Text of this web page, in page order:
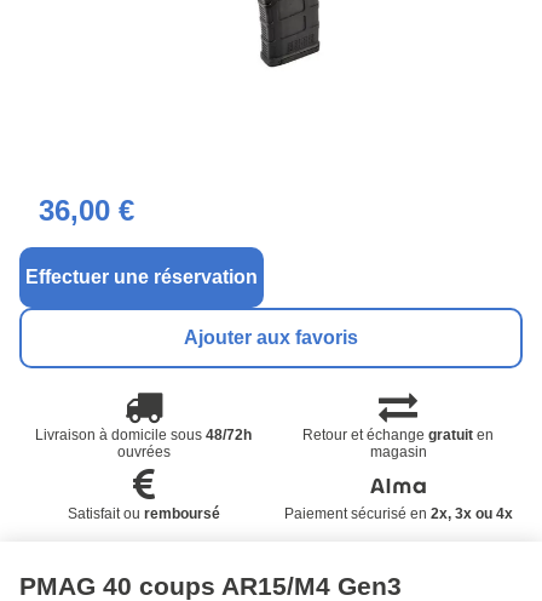
36,00 €
Effectuer une réservation
Ajouter aux favoris
Livraison à domicile sous48/72h
ouvrées
Retour et échangegratuit en
magasin
Satisfait ou remboursé Paiement sécurisé en 2x, 3x ou 4x
PMAG 40 coups AR15/M4 Gen3